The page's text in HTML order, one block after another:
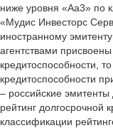
ниже уровня «Аа3» по
«Мудис Инвесторс
иностранному
агентствами
кредитоспособности,
кредитоспособности
– российские
рейтинг долгосрочной
классификации